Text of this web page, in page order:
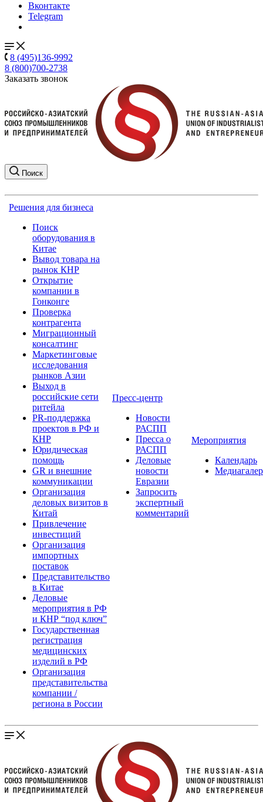
Вконтакте
Telegram
8 (495)136-9992
8 (800)700-2738
Заказать звонок
Поиск
Решения для бизнеса
Поиск
оборудования в
Китае
Вывод товара на
рынок КНР
Открытие
компании в
Гонконге
Проверка
контрагента
Миграционный
консалтинг
Маркетинговые
исследования
рынков Азии
Выход в
российские сети
ритейла
PR-поддержка
проектов в РФ и
КНР
Юридическая
помощь
GR и внешние
коммуникации
Организация
деловых визитов в
Китай
Привлечение
инвестиций
Организация
импортных
поставок
Представительство
в Китае
Деловые
мероприятия в РФ
и КНР “под ключ”
Государственная
регистрация
медицинских
изделий в РФ
Организация
представительства
компании /
региона в России
Пресс-центр
Новости
РАСПП
Пресса о
РАСПП
Деловые
новости
Евразии
Запросить
экспертный
комментарий
Мероприятия
Календарь